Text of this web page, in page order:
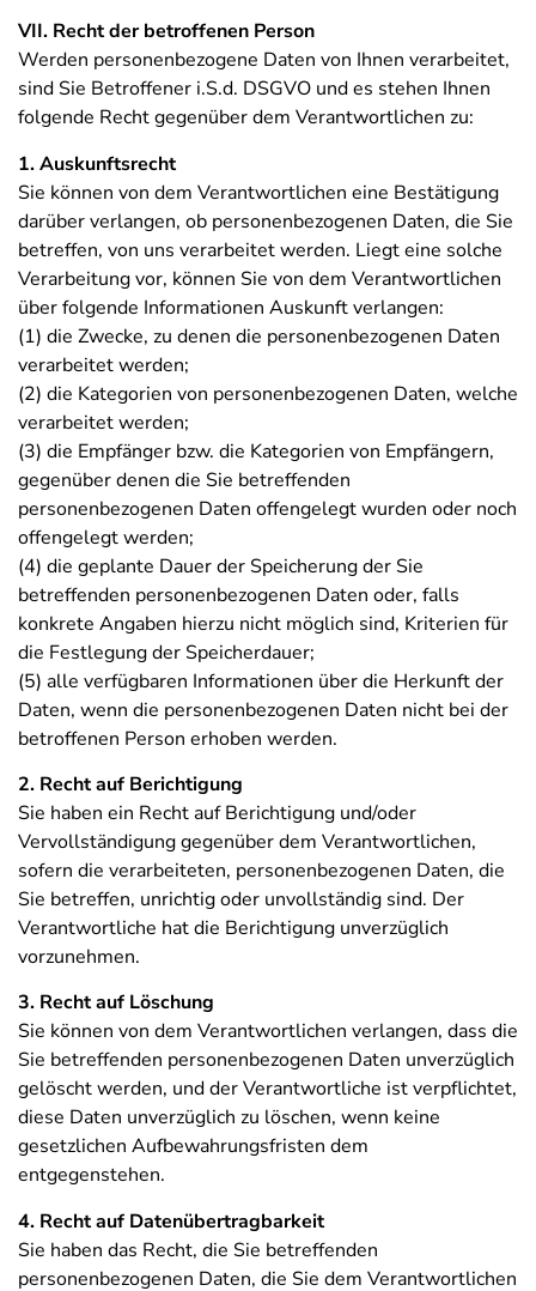
VII. Recht der betroffenen Person
Werden personenbezogene Daten von Ihnen verarbeitet,
sind Sie Betroffener i.S.d. DSGVO und es stehen Ihnen
folgende Recht gegenüber dem Verantwortlichen zu:
1. Auskunftsrecht
Sie können von dem Verantwortlichen eine Bestätigung
darüber verlangen, ob personenbezogenen Daten, die Sie
betreffen, von uns verarbeitet werden. Liegt eine solche
Verarbeitung vor, können Sie von dem Verantwortlichen
über folgende Informationen Auskunft verlangen:
(1) die Zwecke, zu denen die personenbezogenen Daten
verarbeitet werden;
(2) die Kategorien von personenbezogenen Daten, welche
verarbeitet werden;
(3) die Empfänger bzw. die Kategorien von Empfängern,
gegenüber denen die Sie betreffenden
personenbezogenen Daten offengelegt wurden oder noch
offengelegt werden;
(4) die geplante Dauer der Speicherung der Sie
betreffenden personenbezogenen Daten oder, falls
konkrete Angaben hierzu nicht möglich sind, Kriterien für
die Festlegung der Speicherdauer;
(5) alle verfügbaren Informationen über die Herkunft der
Daten, wenn die personenbezogenen Daten nicht bei der
betroffenen Person erhoben werden.
2. Recht auf Berichtigung
Sie haben ein Recht auf Berichtigung und/oder
Vervollständigung gegenüber dem Verantwortlichen,
sofern die verarbeiteten, personenbezogenen Daten, die
Sie betreffen, unrichtig oder unvollständig sind. Der
Verantwortliche hat die Berichtigung unverzüglich
vorzunehmen.
3. Recht auf Löschung
Sie können von dem Verantwortlichen verlangen, dass die
Sie betreffenden personenbezogenen Daten unverzüglich
gelöscht werden, und der Verantwortliche ist verpflichtet,
diese Daten unverzüglich zu löschen, wenn keine
gesetzlichen Aufbewahrungsfristen dem
entgegenstehen.
4. Recht auf Datenübertragbarkeit
Sie haben das Recht, die Sie betreffenden
personenbezogenen Daten, die Sie dem Verantwortlichen